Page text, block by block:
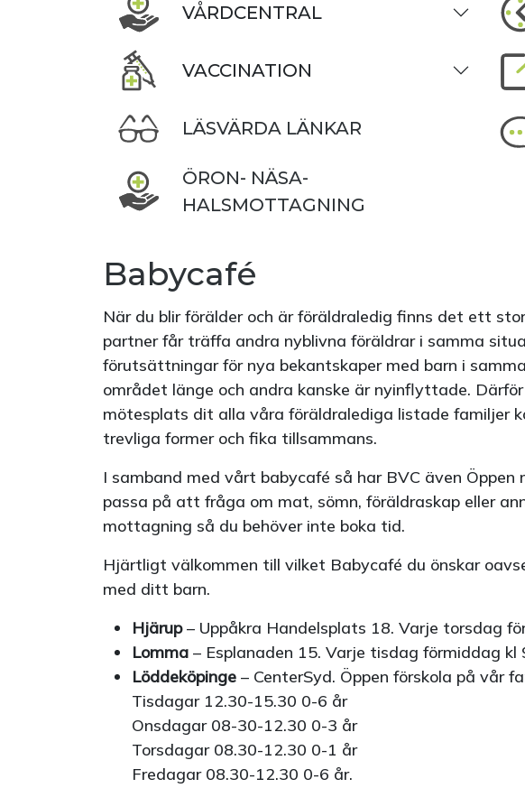
VÅRDCENTRAL
VACCINATION
LÄSVÄRDA LÄNKAR
ÖRON- NÄSA-
HALSMOTTAGNING
Babycafé
När du blir förälder och är föräldraledig finns det ett
partner får träffa andra nyblivna föräldrar i samma
förutsättningar för nya bekantskaper med barn i
området länge och andra kanske är nyinflyttade.
mötesplats dit alla våra föräldralediga listade familjer
trevliga former och fika tillsammans.
I samband med vårt babycafé så har BVC även
passa på att fråga om mat, sömn, föräldraskap eller
mottagning så du behöver inte boka tid.
Hjärtligt välkommen till vilket Babycafé du önskar
med ditt barn.
Hjärup– Uppåkra Handelsplats 18. Varje torsdag
Lomma – Esplanaden 15. Varje tisdag förmiddag kl
Löddeköpinge – CenterSyd. Öppen förskola på vår
Tisdagar 12.30-15.30 0-6 år
Onsdagar 08-30-12.30 0-3 år
Torsdagar 08.30-12.30 0-1 år
Fredagar 08.30-12.30 0-6 år.